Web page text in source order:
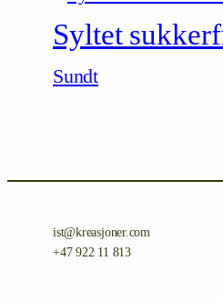
Syltet
Sundt
ist@kreasjoner.com
+47 922 11 813